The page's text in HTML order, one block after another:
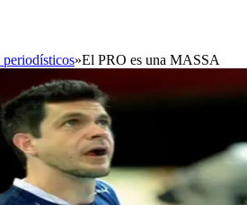
»El PRO es una MASSA